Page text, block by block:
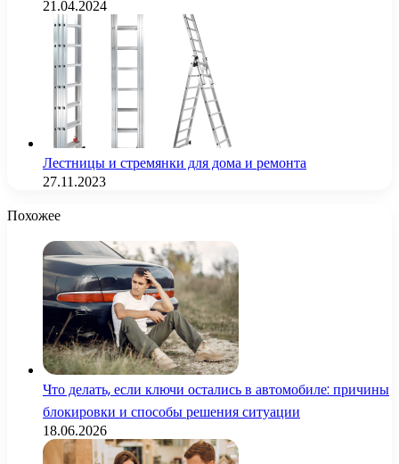
21.04.2024
Лестницы и стремянки для дома и ремонта
27.11.2023
Похожее
Что делать, если ключи остались в автомобиле: причины
блокировки и способы решения ситуации
18.06.2026